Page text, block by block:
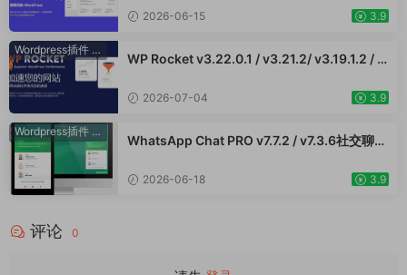
WooCommerce跨境电商市场独立站应用
2026-06-15 3.9
Wordpress插件 WooCommerce插件
WP Rocket v3.22.0.1 / v3.21.2/ v3.19.1.2 / v
Commerce跨境电商市场独立站网页提速应用
2026-07-04 3.9
Wordpress插件 WooCommerce插件
WhatsApp Chat PRO v7.7.2 / v7.3.6社交聊天
插件直接与用户对话提升客户服务
2026-06-18 3.9
评论 0